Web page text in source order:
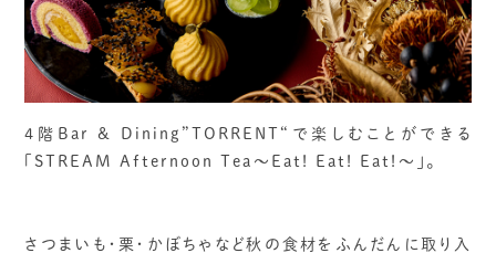
4階Bar & Dining”TORRENT“で楽しむことができる
「STREAM Afternoon Tea～Eat! Eat! Eat!～」。
さつまいも・栗・かぼちゃなど秋の食材をふんだんに取り入